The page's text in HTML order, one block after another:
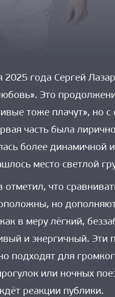
2025 года Сергей
Это
тоже плачут», но
часть была
более динамичной
место светлой
отметил, что
но
в меру лёгкий,
и энергичный. Эти
подходят для
или ночных
реакции публики.